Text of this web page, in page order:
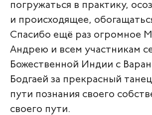
погружаться в практику,
и происходящее,
Спасибо ещё раз огромное
Андрею и всем участникам
Божественной Индии с
Бодгаей за прекрасный
пути познания своего
своего пути.